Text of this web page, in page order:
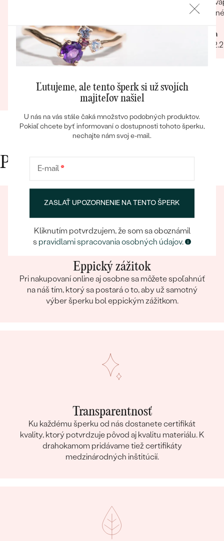
Bestsellery
OBJAVIŤ
Pekne spravená stránka Rýchle spracovanie
objednávky a dodanie objednaného tovaru
Potešil aj vkusne zabalený balíček s milým
prekvapením i ručne napísaným pozdravom
Zobraziť celú recenziu
Mária
Prečo nakupovať v Eppi
Eppický zážitok
Pri nakupovaní online aj osobne sa môžete spoľahnúť
na náš tím, ktorý sa postará o to, aby už samotný
výber šperku bol eppickým zážitkom.
Transparentnosť
Ku každému šperku od nás dostanete certifikát
kvality, ktorý potvrdzuje pôvod aj kvalitu materiálu. K
drahokamom pridávame tiež certifikáty
medzinárodných inštitúcií.
Ľutujeme, ale tento šperk si už svojích
majiteľov našiel
U nás na vás stále čaká množstvo podobných produktov.
Pokiaľ chcete byť informovaní o dostupnosti tohoto šperku,
nechajte nám svoj e-mail.
E-mail*
ZASLAŤ UPOZORNENIE NA TENTO ŠPERK
Kliknutím potvrdzujem, že som sa oboznámil
s pravidlami spracovania osobných údajov.